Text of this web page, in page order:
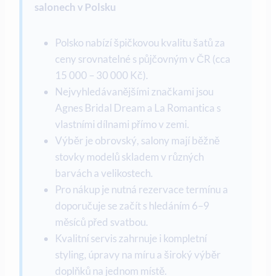
salonech v Polsku
Polsko nabízí špičkovou kvalitu šatů za
ceny srovnatelné s půjčovným v ČR (cca
15 000 – 30 000 Kč).
Nejvyhledávanějšími značkami jsou
Agnes Bridal Dream a La Romantica s
vlastními dílnami přímo v zemi.
Výběr je obrovský, salony mají běžně
stovky modelů skladem v různých
barvách a velikostech.
Pro nákup je nutná rezervace termínu a
doporučuje se začít s hledáním 6–9
měsíců před svatbou.
Kvalitní servis zahrnuje i kompletní
styling, úpravy na míru a široký výběr
doplňků na jednom místě.